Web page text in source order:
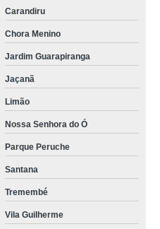
Carandiru
Chora Menino
Jardim Guarapiranga
Jaçanã
Limão
Nossa Senhora do Ó
Parque Peruche
Santana
Tremembé
Vila Guilherme